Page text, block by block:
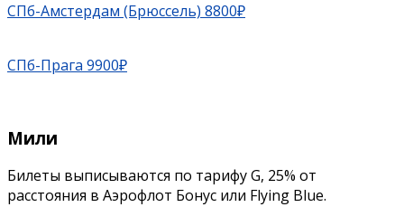
СПб-Амстердам (Брюссель) 8800₽
СПб-Прага 9900₽
Мили
Билеты выписываются по тарифу G, 25% от
расстояния в Аэрофлот Бонус или Flying Blue.